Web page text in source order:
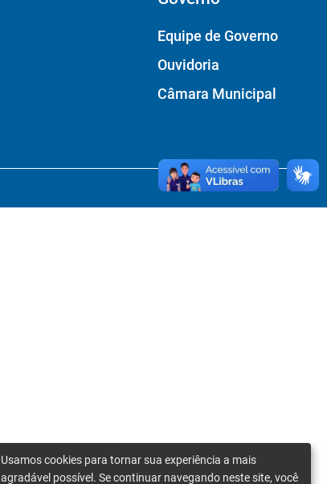
Equipe de Governo
Ouvidoria
Câmara Municipal
Usamos cookies para tornar sua experiência a mais
agradável possível. Se continuar navegando neste site, você